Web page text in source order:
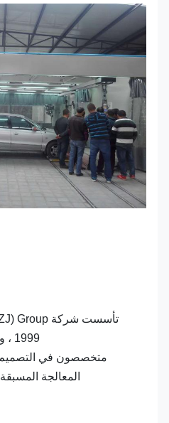
1999 ، وهي الآن شركة شاملة كبيرة
متخصصون في التصميم
المعالجة المسبقة